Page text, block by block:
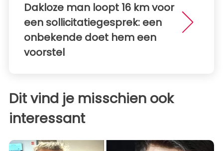
Dakloze man loopt 16 km voor
een sollicitatiegesprek: een
onbekende doet hem een ​​
voorstel
Dit vind je misschien ook
interessant